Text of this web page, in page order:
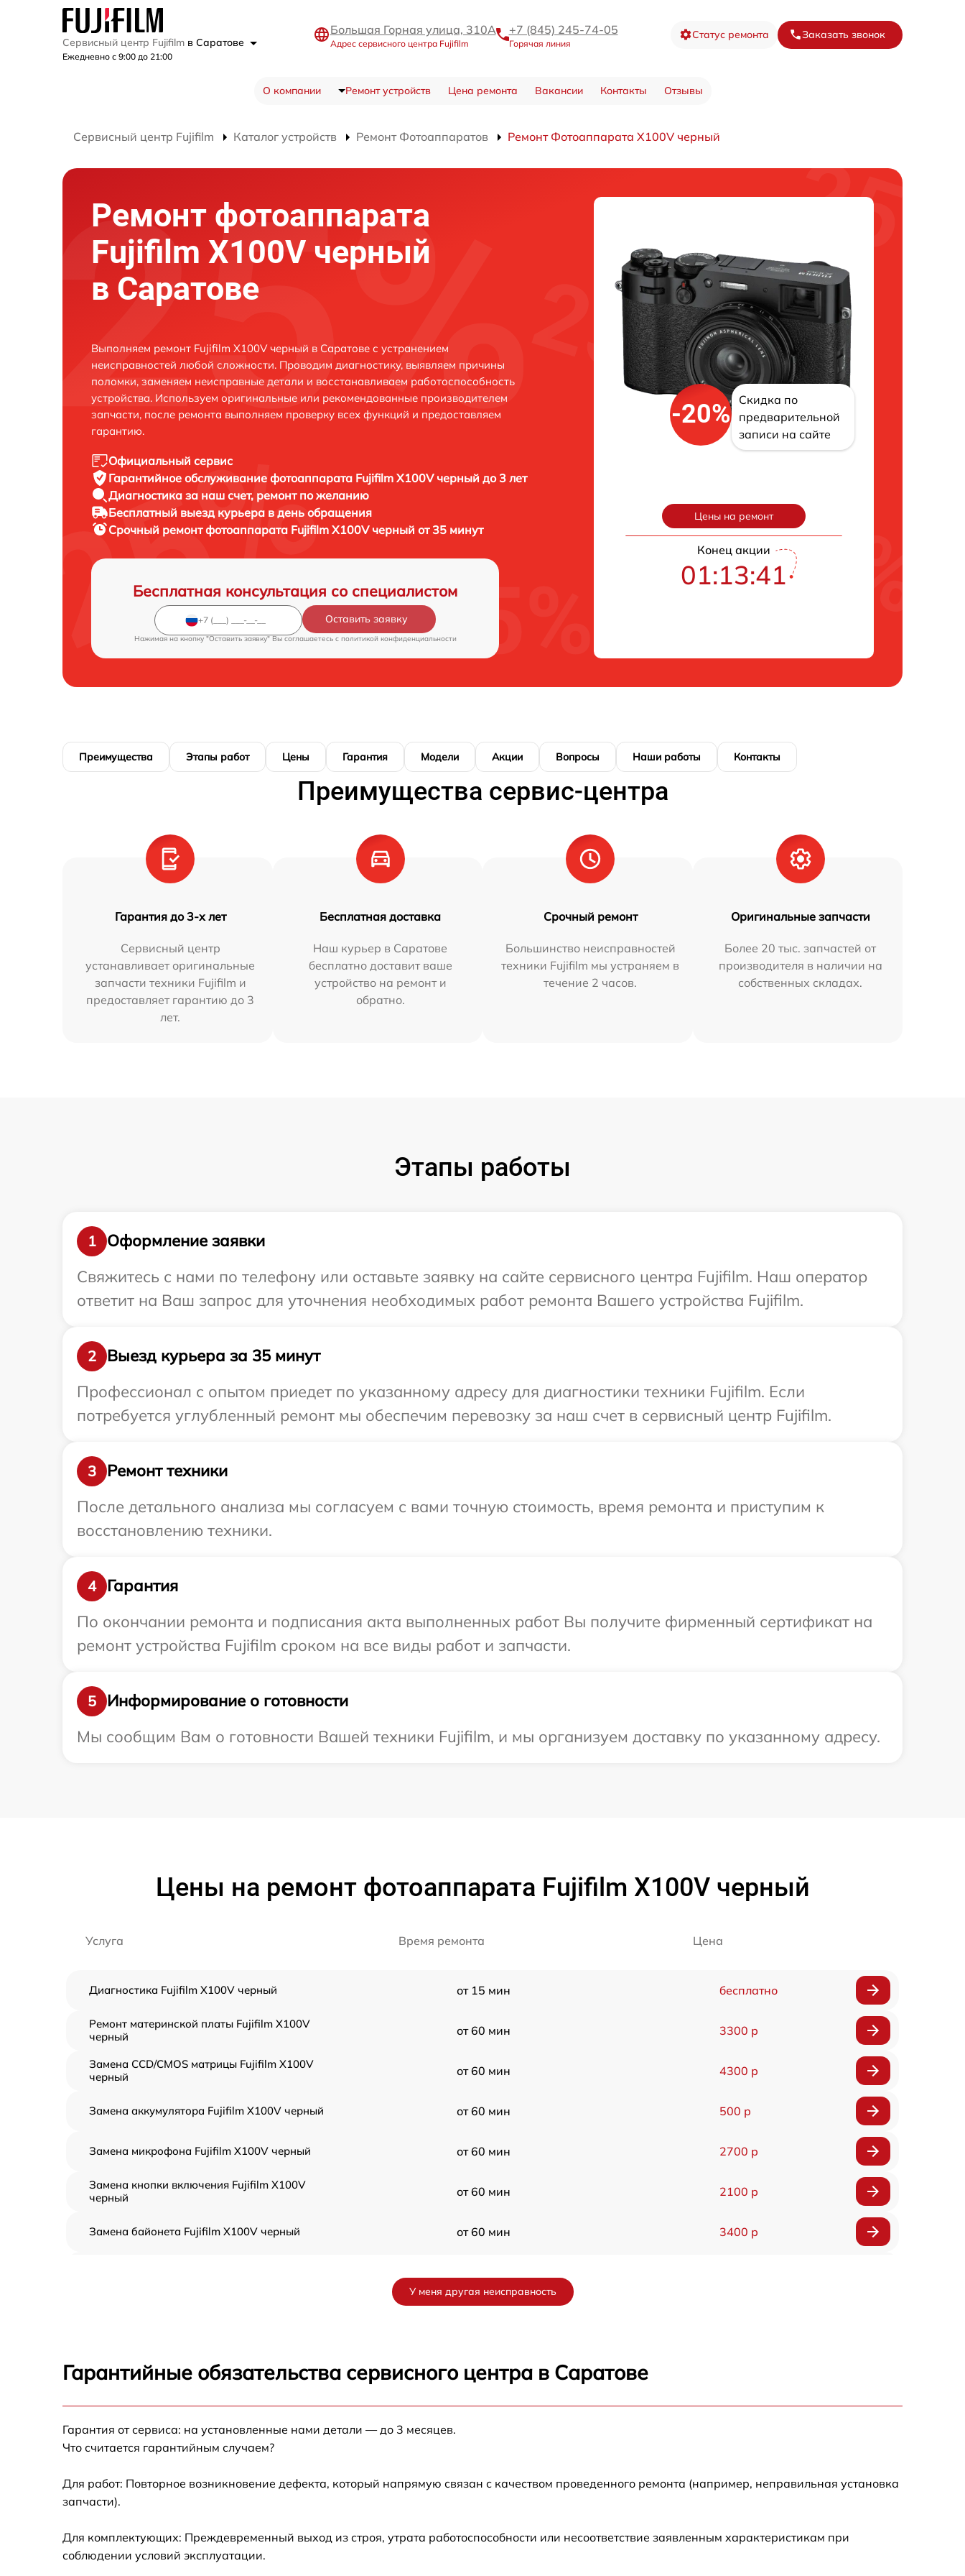
Сервисный центр Fujifilm в Саратове
Ежедневно с 9:00 до 21:00
Большая Горная улица, 310А
Адрес сервисного центра Fujifilm
+7 (845) 245-74-05
Горячая линия
Статус ремонта Заказать звонок
О компании Ремонт устройств Цена ремонта Вакансии Контакты Отзывы
Сервисный центр Fujifilm Каталог устройств Ремонт Фотоаппаратов Ремонт Фотоаппарата X100V черный
Ремонт фотоаппарата
Fujifilm X100V черный
в Саратове
Выполняем ремонт Fujifilm X100V черный в Саратове с устранением
неисправностей любой сложности. Проводим диагностику, выявляем причины
поломки, заменяем неисправные детали и восстанавливаем работоспособность
устройства. Используем оригинальные или рекомендованные производителем
запчасти, после ремонта выполняем проверку всех функций и предоставляем
гарантию.
Официальный сервис
Гарантийное обслуживание фотоаппарата Fujifilm X100V черный до 3 лет
Диагностика за наш счет, ремонт по желанию
Бесплатный выезд курьера в день обращения
Срочный ремонтфотоаппарата Fujifilm X100V черный от 35 минут
Бесплатная консультация со специалистом
Оставить заявку
Нажимая на кнопку "Оставить заявку" Вы соглашаетесь c политикой конфиденциальности
-20%
Скидка по
предварительной
записи на сайте
Цены на ремонт
Конец акции
01:13:40
Преимущества Этапы работ Цены Гарантия Модели Акции Вопросы Наши работы Контакты
Преимущества сервис-центра
Гарантия до 3-х лет
Сервисный центр
устанавливает оригинальные
запчасти техники Fujifilm и
предоставляет гарантию до 3
лет.
Бесплатная доставка
Наш курьер в Саратове
бесплатно доставит ваше
устройство на ремонт и
обратно.
Срочный ремонт
Большинство неисправностей
техники Fujifilm мы устраняем в
течение 2 часов.
Оригинальные запчасти
Более 20 тыс. запчастей от
производителя в наличии на
собственных складах.
Этапы работы
1
Оформление заявки
Свяжитесь с нами по телефону или оставьте заявку на сайте сервисного центра Fujifilm. Наш оператор
ответит на Ваш запрос для уточнения необходимых работ ремонта Вашего устройства Fujifilm.
2
Выезд курьера за 35 минут
Профессионал с опытом приедет по указанному адресу для диагностики техники Fujifilm. Если
потребуется углубленный ремонт мы обеспечим перевозку за наш счет в сервисный центр Fujifilm.
3
Ремонт техники
После детального анализа мы согласуем с вами точную стоимость, время ремонта и приступим к
восстановлению техники.
4
Гарантия
По окончании ремонта и подписания акта выполненных работ Вы получите фирменный сертификат на
ремонт устройства Fujifilm сроком на все виды работ и запчасти.
5
Информирование о готовности
Мы сообщим Вам о готовности Вашей техники Fujifilm, и мы организуем доставку по указанному адресу.
Цены на ремонт фотоаппарата Fujifilm X100V черный
Услуга Время ремонта Цена
Диагностика Fujifilm X100V черный от 15 мин бесплатно
Ремонт материнской платы Fujifilm X100V
черный
от 60 мин 3300 р
Замена CCD/CMOS матрицы Fujifilm X100V
черный
от 60 мин 4300 р
Замена аккумулятора Fujifilm X100V черный от 60 мин 500 р
Замена микрофона Fujifilm X100V черный от 60 мин 2700 р
Замена кнопки включения Fujifilm X100V
черный
от 60 мин 2100 р
Замена байонета Fujifilm X100V черный от 60 мин 3400 р
Замена затвора Fujifilm X100V черный
Замена контроллера питания Fujifilm X100V
Замена дисплея (экрана) Fujifilm X100V
черный
У меня другая неисправность
Гарантийные обязательства сервисного центра в Саратове
Гарантия от сервиса: на установленные нами детали — до 3 месяцев.
Что считается гарантийным случаем?
Для работ: Повторное возникновение дефекта, который напрямую связан с качеством проведенного ремонта (например, неправильная установка
запчасти).
Для комплектующих: Преждевременный выход из строя, утрата работоспособности или несоответствие заявленным характеристикам при
соблюдении условий эксплуатации.